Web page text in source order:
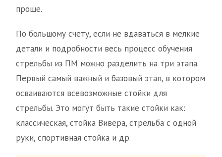
проще.
По большому счету, если не вдаваться в мелкие
детали и подробности весь процесс обучения
стрельбы из ПМ можно разделить на три этапа.
Первый самый важный и базовый этап, в котором
осваиваются всевозможные стойки для
стрельбы. Это могут быть такие стойки как:
классическая, стойка Вивера, стрельба с одной
руки, спортивная стойка и др.